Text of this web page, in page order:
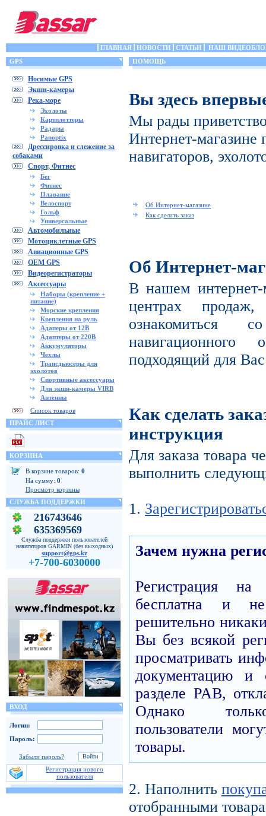
ГЛАВНАЯ НОВОСТИ СТАТЬИ
НАШ
GPS
Носимые GPS
Экшн-камеры
Река-море
Эхолоты
Картплоттеры
Радары
Panoptix
Дрессировка и слежение за
собаками
Спорт, Фитнес
Бег
Фитнес
Плавание
Велоспорт
Гольф
Универсальные
Автомобильные
Мотоциклетные GPS
Авиационные GPS
OEM GPS
Видеорегистраторы
Аксессуары
Наборы (крепление +
питание)
Морские крепления
Крепления на руль
Адаперы от 12В
Адаптеры от 220В
Аккумуляторы
Чехлы
Трансдьюсеры для
эхолотов
Спортивные аксессуары
Для экшн-камеры VIRB
Антенны
Список товаров
ПРАЙС ЛИСТ
КОРЗИНА
В корзине товаров: 0
На сумму: 0
Просмотр корзины
СЛУЖБА ПОДДЕРЖКИ
216743646
635369569
Служба поддержки пользователей
навигаторов GARMIN (без выходных)
support@gps.kz
+7-700-6030000
ВХОД
Логин:
Пароль:
Забыли пароль?
Регистрация нового
пользователя
ПОМОЩЬ
Вы здесь
Мы рады
Интернет-магазине
навигаторов,
Об Интернет-магазине
Как сделать заказ
Об Интернет-
В нашем
центрах
ознакомиться
навигационного
подходящий для
Как сделать
инструкция
Для заказа товара
выполнить
1.
Зачем нужна
Регистрация
бесплатна и
решительно
Вы без всякой
просматривать
документацию и
разделе PAB,
Однако
пользователи
товары.
2. Наполнить
отобранными